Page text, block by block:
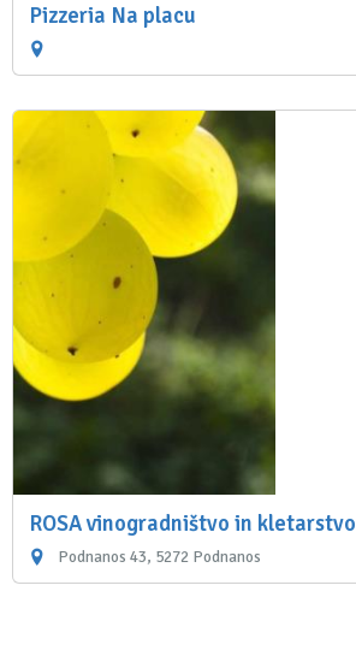
Pizzeria Na placu
ROSA vinogradništvo in kletarstvo
Podnanos 43, 5272 Podnanos